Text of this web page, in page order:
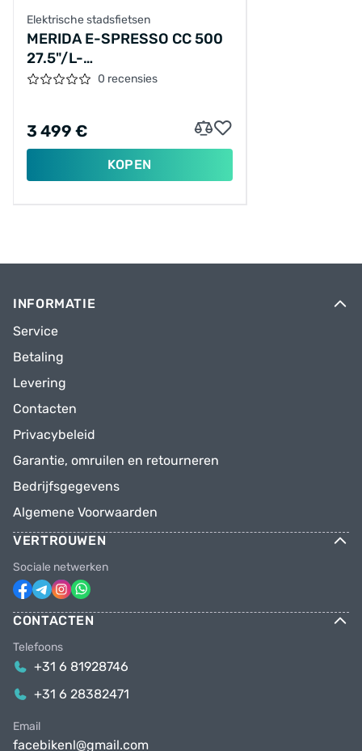
Elektrische stadsfietsen
MERIDA E-SPRESSO CC 500
27.5"/L-
53CM/10VER/TITANIUM/2025/A62511A00240
0 recensies
3 499 €
KOPEN
INFORMATIE
Service
Betaling
Levering
Contacten
Privacybeleid
Garantie, omruilen en retourneren
Bedrijfsgegevens
Algemene Voorwaarden
VERTROUWEN
Sociale netwerken
CONTACTEN
Telefoons
+31 6 81928746
+31 6 28382471
Email
facebikenl@gmail.com